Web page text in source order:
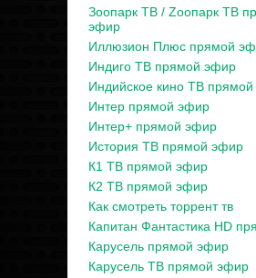
Зоопарк ТВ / Zooпарк ТВ
эфир
Иллюзион Плюс прямой
Индиго ТВ прямой эфир
Индийское кино ТВ
Интер прямой эфир
Интер+ прямой эфир
История ТВ прямой эфир
К1 ТВ прямой эфир
К2 ТВ прямой эфир
Как смотреть торрент тв
Капитан Фантастика HD
Карусель прямой эфир
Карусель ТВ прямой эфир